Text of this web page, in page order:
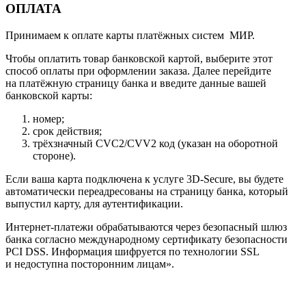
ОПЛАТА
Принимаем к оплате карты платёжных систем МИР.
Чтобы оплатить товар банковской картой, выберите этот
способ оплаты при оформлении заказа. Далее перейдите
на платёжную страницу банка и введите данные вашей
банковской карты:
номер;
срок действия;
трёхзначный CVC2/CVV2 код (указан на оборотной
стороне).
Если ваша карта подключена к услуге 3D-Secure, вы будете
автоматически переадресованы на страницу банка, который
выпустил карту, для аутентификации.
Интернет-платежи обрабатываются через безопасный шлюз
банка согласно международному сертификату безопасности
PCI DSS. Информация шифруется по технологии SSL
и недоступна посторонним лицам».